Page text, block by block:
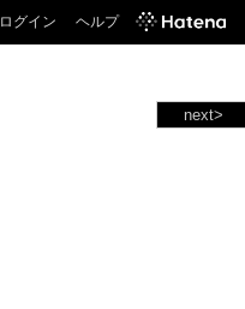
ログイン ヘルプ
next>